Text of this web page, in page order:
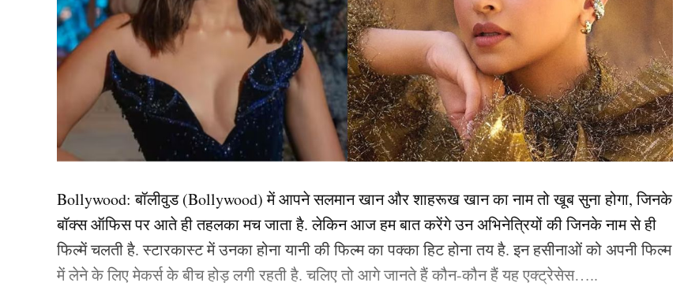
खत्म होने के बाद से ही वह सोशल मीडिया पर काफी एक्टिव हैं. सोशल मीडिया पर अक्सर अपनी फोटोज और
तस्वीरें फैंस के साथ शेयर करती रहती हैं.
यह भी पढ़ें :मालती चाहर की भाभी कौन हैं? जो खूबसूरती में लगती हैं विदेशी मॉडल
TAGGED: deepak chahar Deepak Chahar Sister Malti Chahar
PREETI BAISLA
Preeti Baisla is a content writer and editor at hindnow, where she has been crafting compelling digital
stories since 2022. With a sharp eye for trending topics and a flair for impactful storytelling,...
Bollywood:बॉलीवुड (Bollywood)में आपने सलमान खान और शाहरूख खान का नाम तो खूब सुना होगा, जिनके
बॉक्स ऑफिस पर आते ही तहलका मच जाता है. लेकिन आज हम बात करेंगे उन अभिनेत्रियों की जिनके नाम से ही
फिल्में चलती है. स्टारकास्ट में उनका होना यानी की फिल्म का पक्का हिट होना तय है. इन हसीनाओं को अपनी फिल्म
में लेने के लिए मेकर्स के बीच होड़ लगी रहती है. चलिए तो आगे जानते हैं कौन-कौन हैं यह एक्ट्रेसेस…..